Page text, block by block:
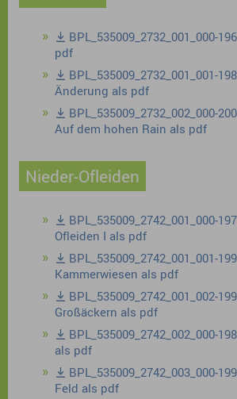
BPL_535009_2732_001_000-
pdf
BPL_535009_2732_001_001-
Änderung als pdf
BPL_535009_2732_002_000-
Auf dem hohen Rain als pdf
Nieder-Ofleiden
BPL_535009_2742_001_000-
Ofleiden I als pdf
BPL_535009_2742_001_001-
Kammerwiesen als pdf
BPL_535009_2742_001_002-
Großäckern als pdf
BPL_535009_2742_002_000-
als pdf
BPL_535009_2742_003_000-
Feld als pdf